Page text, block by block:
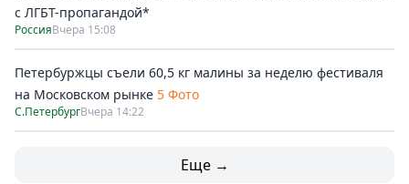
с ЛГБТ-пропагандой*
РоссияВчера 15:08
Петербуржцы съели 60,5 кг малины за неделю фестиваля
на Московском рынке 5 Фото
С.ПетербургВчера 14:22
Еще →